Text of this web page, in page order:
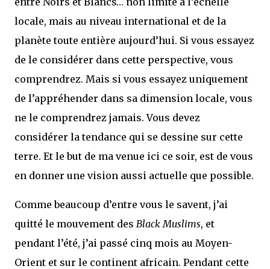
locale, mais au niveau international et de la
planète toute entière aujourd’hui. Si vous essayez
de le considérer dans cette perspective, vous
comprendrez. Mais si vous essayez uniquement
de l’appréhender dans sa dimension locale, vous
ne le comprendrez jamais. Vous devez
considérer la tendance qui se dessine sur cette
terre. Et le but de ma venue ici ce soir, est de vous
en donner une vision aussi actuelle que possible.
Comme beaucoup d’entre vous le savent, j’ai
quitté le mouvement des Black Muslims, et
pendant l’été, j’ai passé cinq mois au Moyen-
Orient et sur le continent africain. Pendant cette